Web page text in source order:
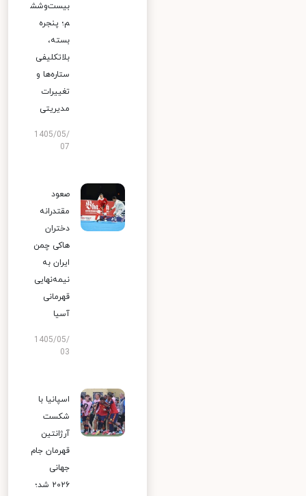
بیست‌وشش
م؛ پنجره
بسته،
بلاتکلیفی
ستاره‌ها و
تغییرات
مدیریتی
1405/05/
07
صعود
مقتدرانه
دختران
هاکی چمن
ایران به
نیمه‌نهایی
قهرمانی
آسیا
1405/05/
03
اسپانیا با
شکست
آرژانتین
قهرمان جام
جهانی
۲۰۲۶ شد؛